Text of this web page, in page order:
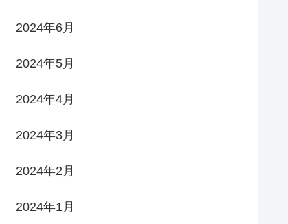
2024年6月
2024年5月
2024年4月
2024年3月
2024年2月
2024年1月